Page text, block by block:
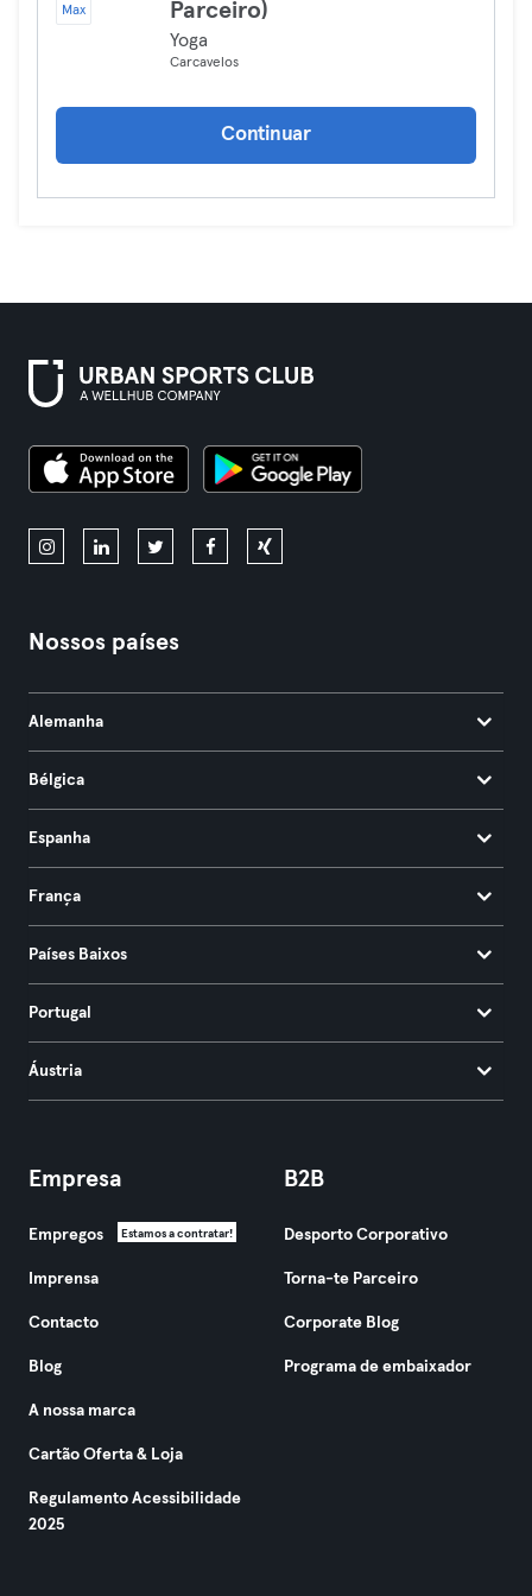
Max Parceiro)
Yoga
Carcavelos
Continuar
Nossos países
Alemanha
Bélgica
Espanha
França
Países Baixos
Portugal
Áustria
Empresa
Empregos Estamos a contratar!
Imprensa
Contacto
Blog
A nossa marca
Cartão Oferta & Loja
Regulamento Acessibilidade
2025
B2B
Desporto Corporativo
Torna-te Parceiro
Corporate Blog
Programa de embaixador